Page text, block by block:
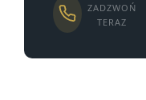
ZADZWOŃ
TERAZ